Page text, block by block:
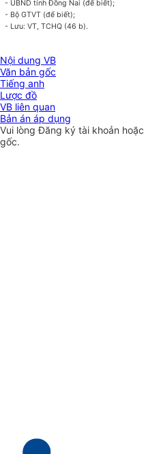
- UBNDtỉnh Đồng Nai (để biết);
- Bộ GTVT (để biết);
- Lưu: VT, TCHQ (46 b).
Nội dung VB
Văn bản gốc
Tiếng anh
Lược đồ
VB liên quan
Bản án áp dụng
Vui lòngĐăng ký tài khoản hoặc
gốc.